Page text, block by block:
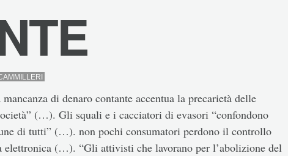
di denaro contante accentua la precarietà delle
(…). Gli squali e i cacciatori di evasori “confondono
di tutti” (…). non pochi consumatori perdono il controllo
elettronica (…). “Gli attivisti che lavorano per l’abolizione del